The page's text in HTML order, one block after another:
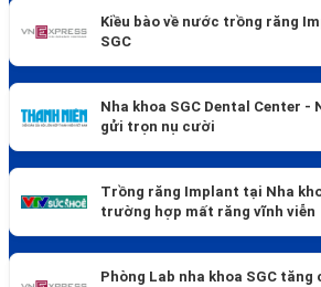
Kiều bào về nước trồng răng
SGC
Nha khoa SGC Dental Center -
gửi trọn nụ cười
Trồng răng Implant tại Nha
trường hợp mất răng vĩnh viễn
Phòng Lab nha khoa SGC tăng